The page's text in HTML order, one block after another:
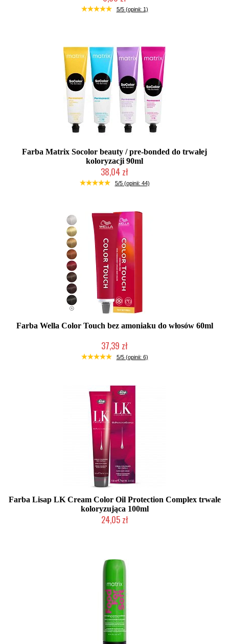
Duża ilość (wysyłka w 24h)
5/5 (opinii: 1)
Farba Matrix Socolor beauty / pre-bonded do trwałej
koloryzacji 90ml
38,04 zł
Duża ilość (wysyłka w 24h)
5/5 (opinii: 44)
Farba Wella Color Touch bez amoniaku do włosów 60ml
37,39 zł
Duża ilość (wysyłka w 24h)
5/5 (opinii: 6)
Farba Lisap LK Cream Color Oil Protection Complex trwale
koloryzująca 100ml
24,05 zł